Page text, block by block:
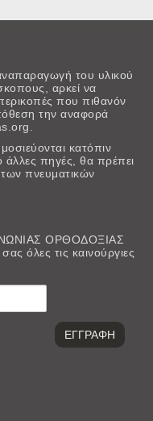
του υλικού
αρκεί να
που πιθανόν
την αναφορά
κατόπιν
πηγές, θα πρέπει
πνευματικών
ΟΡΘΟΔΟΞΙΑΣ
όλες τις καινούργιες